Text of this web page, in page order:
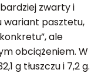
zwarty i
wariant pasztetu,
ale
obciążeniem. W
g tłuszczu i 7,2 g.